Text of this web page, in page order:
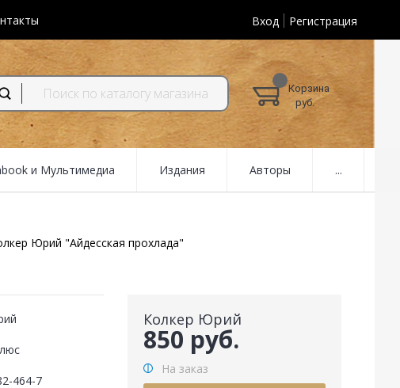
Вход Регистрация
Корзина
руб.
и Мультимедиа Издания Авторы ...
Юрий "Айдесская прохлада"
Колкер Юрий
850 руб.
На заказ
464-7